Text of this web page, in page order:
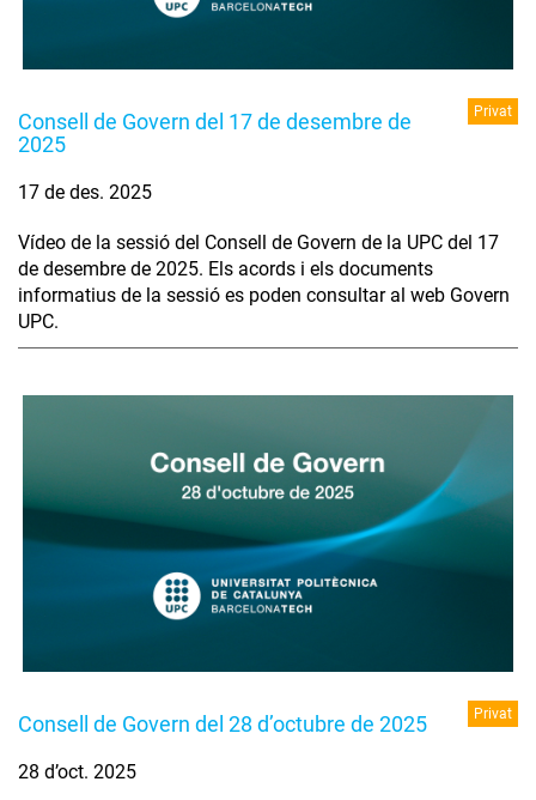
Consell de Govern del 17 de desembre de
2025
Privat
17 de des. 2025
Vídeo de la sessió del Consell de Govern de la UPC del 17
de desembre de 2025. Els acords i els documents
informatius de la sessió es poden consultar al web Govern
UPC.
Consell de Govern del 28 d’octubre de 2025 Privat
28 d’oct. 2025